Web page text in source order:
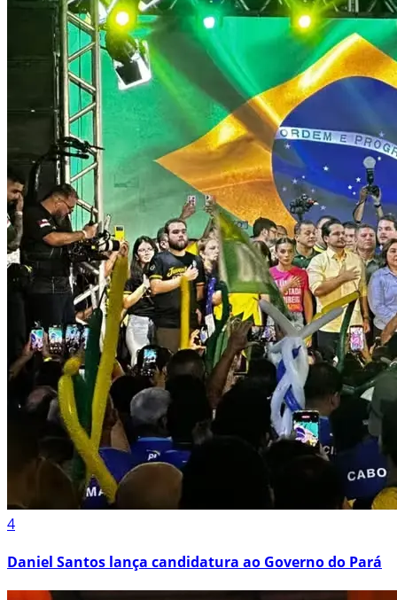
4
Daniel Santos lança candidatura ao Governo do Pará